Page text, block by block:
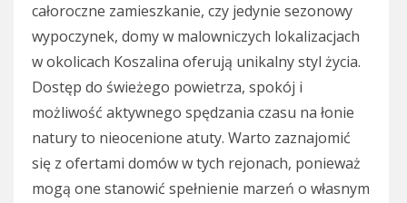
całoroczne zamieszkanie, czy jedynie sezonowy
wypoczynek, domy w malowniczych lokalizacjach
w okolicach Koszalina oferują unikalny styl życia.
Dostęp do świeżego powietrza, spokój i
możliwość aktywnego spędzania czasu na łonie
natury to nieocenione atuty. Warto zaznajomić
się z ofertami domów w tych rejonach, ponieważ
mogą one stanowić spełnienie marzeń o własnym